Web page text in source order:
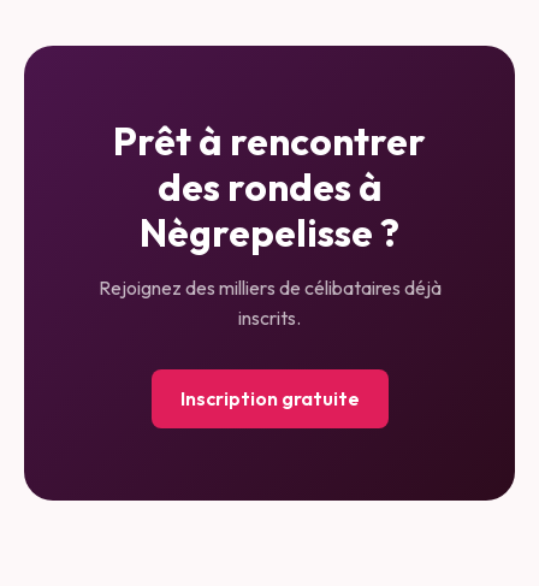
Prêt à rencontrer
des rondes à
Nègrepelisse?
Rejoignez des milliers de célibataires déjà
inscrits.
Inscription gratuite